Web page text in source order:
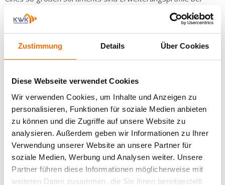
Zustimmung Details Über Cookies
Diese Webseite verwendet Cookies
Wir verwenden Cookies, um Inhalte und Anzeigen zu
personalisieren, Funktionen für soziale Medien anbieten
zu können und die Zugriffe auf unsere Website zu
analysieren. Außerdem geben wir Informationen zu Ihrer
Verwendung unserer Website an unsere Partner für
soziale Medien, Werbung und Analysen weiter. Unsere
Partner führen diese Informationen möglicherweise mit
weiteren Daten zusammen, die Sie ihnen bereitgestellt
Fensterherstellern und Installateuren leider nicht sehr beliebt.
Schade, denn durch die Verwendung dieser Profile konnten
einige Montage- und Konstruktionsprobleme vermieden
werden. Diese Situation kann aus Unkenntnis oder einfacher
Vernachlässigung resultieren, nach dem Prinzip: Das
auf der Baustelle.
Wann sollte ich die Erweiterung
verwenden?
bei der Montage von Eingangs- oder Balkontür
bei der Installation von Vorsatzrollläden
beim Einbau von Fenstern in Altbau
Kunststoff
ultramatt
Balkontüren
aus Holz
Balkontüren
aus
Aluminium
Hebeschiebetür
Hebeschiebetür
Kunststoff